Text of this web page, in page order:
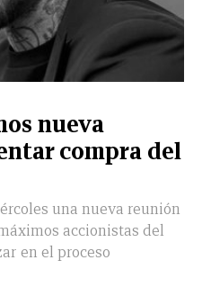
nueva
compra del
una nueva reunión
accionistas del
en el proceso